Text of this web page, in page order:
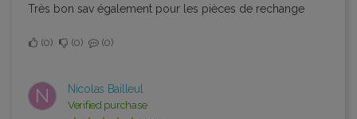
Très bon sav également pour les pièces de rechange
0 0 0
N Nicolas Bailleul
Verified purchase